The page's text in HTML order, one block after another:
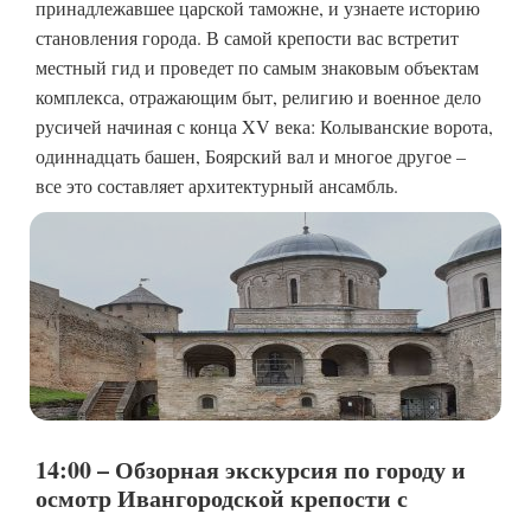
принадлежавшее царской таможне, и узнаете историю
становления города. В самой крепости вас встретит
местный гид и проведет по самым знаковым объектам
комплекса, отражающим быт, религию и военное дело
русичей начиная с конца XV века: Колыванские ворота,
одиннадцать башен, Боярский вал и многое другое –
все это составляет архитектурный ансамбль.
14:00 – Обзорная экскурсия по городу и
осмотр Ивангородской крепости с